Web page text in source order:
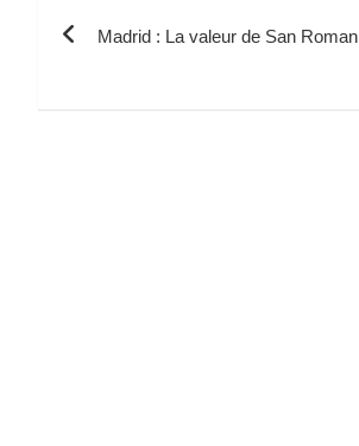
l’article
Madrid : La valeur de San Roman